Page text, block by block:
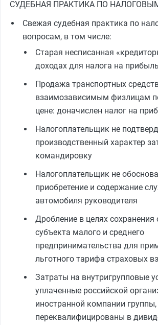
СУДЕБНАЯ ПРАКТИКА ПО
Свежая судебная практика по
вопросам, в том числе:
Старая несписанная
доходах для налога на прибыль
Продажа транспортных
взаимозависимым физлицам
цене: доначислен налог на
Налогоплательщик не
производственный характер
командировку
Налогоплательщик не
приобретение и содержание
автомобиля руководителя
Дробление в целях сохранения
субъекта малого и среднего
предпринимательства для
льготного тарифа страховых
Затраты на внутригрупповые
уплаченные российской
иностранной компании группы,
переквалифицированы в